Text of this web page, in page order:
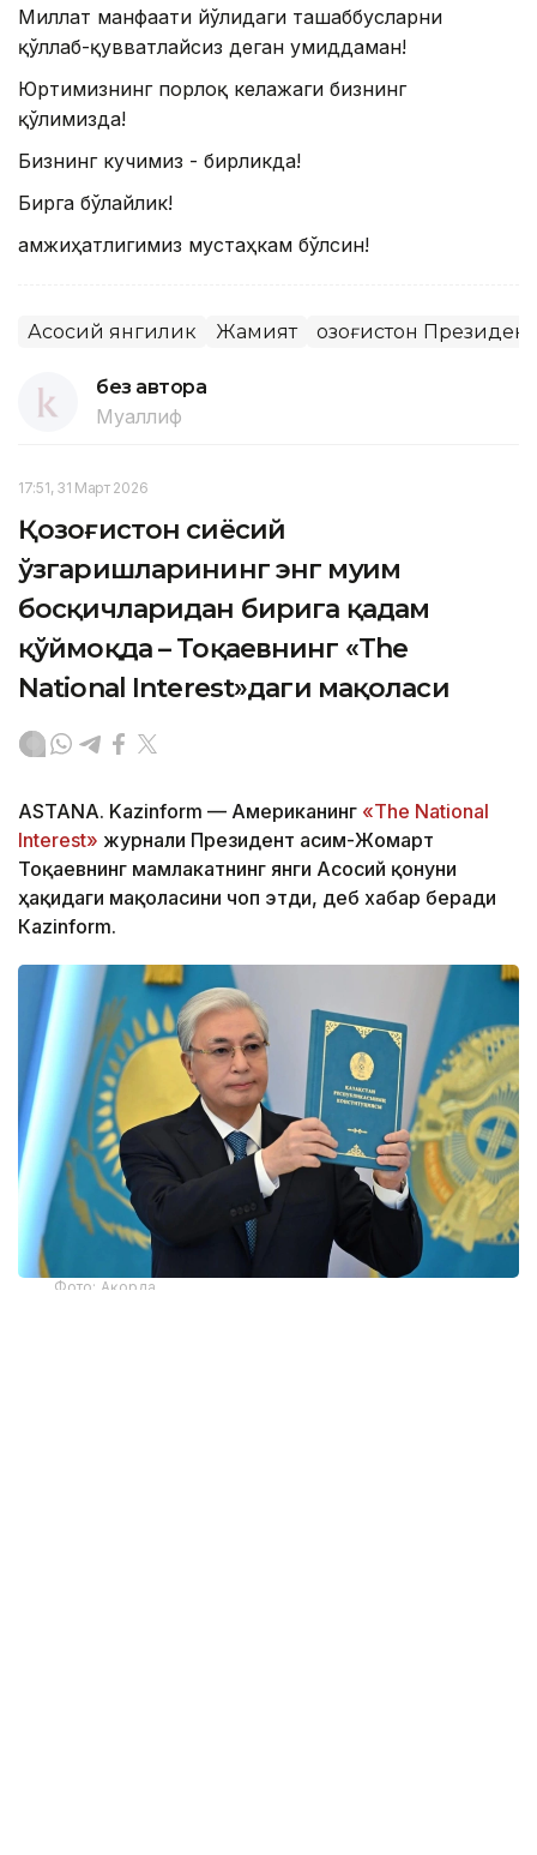
Миллат манфаати йўлидаги ташаббусларни
қўллаб-қувватлайсиз деган умиддаман!
Юртимизнинг порлоқ келажаги бизнинг
қўлимизда!
Бизнинг кучимиз - бирликда!
Бирга бўлайлик!
Ҳамжиҳатлигимиз мустаҳкам бўлсин!
Асосий янгилик Жамият Қозоғистон
без автора
Муаллиф
17:51, 31 Март 2026
Қозоғистон сиёсий
ўзгаришларининг энг муҳим
босқичларидан бирига қадам
қўймоқда – Тоқаевнинг «The
National Interest»даги мақоласи
ASTANA. Kazinform — Американинг «The National
Interest» журнали Президент Қасим-Жомарт
Тоқаевнинг мамлакатнинг янги Асосий қонуни
ҳақидаги мақоласини чоп этди, деб хабар беради
Кazinform.
Фото: Ақорда